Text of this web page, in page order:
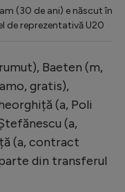
(30 de ani) e născut în
de reprezentativă U20
Baeten (m,
gratis),
(a, Poli
(a,
(a, contract
din transferul